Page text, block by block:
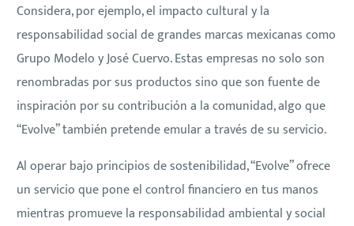
Considera, por ejemplo, el impacto cultural y la
responsabilidad social de grandes marcas mexicanas como
Grupo Modelo y José Cuervo. Estas empresas no solo son
renombradas por sus productos sino que son fuente de
inspiración por su contribución a la comunidad, algo que
“Evolve” también pretende emular a través de su servicio.
Al operar bajo principios de sostenibilidad, “Evolve” ofrece
un servicio que pone el control financiero en tus manos
mientras promueve la responsabilidad ambiental y social